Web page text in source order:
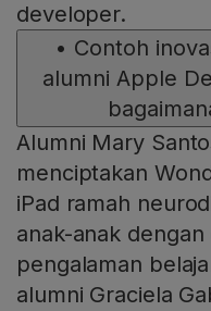
developer.
• Contoh
alumni Apple
Alumni Mary
menciptakan
iPad ramah
anak-anak
pengalaman
alumni Graciela